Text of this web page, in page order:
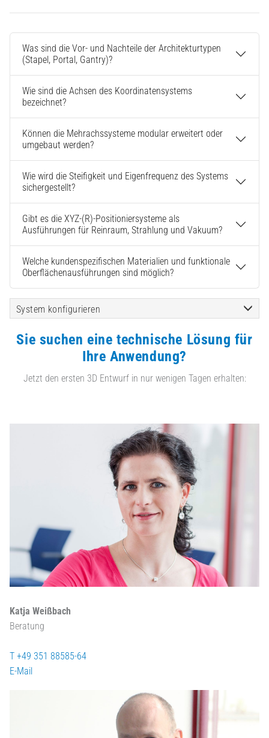
Was sind die Vor- und Nachteile der Architekturtypen
(Stapel, Portal, Gantry)?
Wie sind die Achsen des Koordinatensystems
bezeichnet?
Können die Mehrachssysteme modular erweitert oder
umgebaut werden?
Wie wird die Steifigkeit und Eigenfrequenz des Systems
sichergestellt?
Gibt es die XYZ-(R)-Positioniersysteme als
Ausführungen für Reinraum, Strahlung und Vakuum?
Welche kundenspezifischen Materialien und funktionale
Oberflächenausführungen sind möglich?
System konfigurieren
Sie suchen eine technische Lösung für
Ihre Anwendung?
Jetzt den ersten 3D Entwurf in nur wenigen Tagen erhalten:
Katja Weißbach
Beratung
T +49 351 88585-64
E-Mail